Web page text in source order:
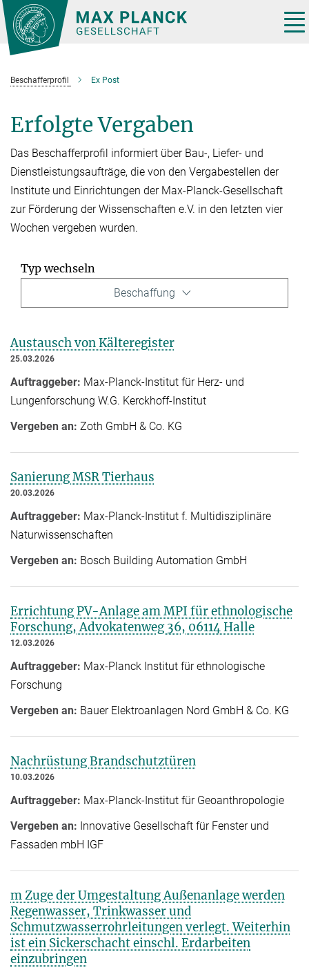
Hauptinhalt
Beschafferprofil Ex Post
Erfolgte Vergaben
Das Beschafferprofil informiert über Bau-, Liefer- und
Dienstleistungsaufträge, die von den Vergabestellen der
Institute und Einrichtungen der Max-Planck-Gesellschaft
zur Förderung der Wissenschaften e.V. in den letzten vier
Wochen vergeben wurden.
Typ wechseln
Beschaffung
Austausch von Kälteregister
25.03.2026
Auftraggeber: Max-Planck-Institut für Herz- und
Lungenforschung W.G. Kerckhoff-Institut
Vergeben an: Zoth GmbH & Co. KG
Sanierung MSR Tierhaus
20.03.2026
Auftraggeber: Max-Planck-Institut f. Multidisziplinäre
Naturwissenschaften
Vergeben an: Bosch Building Automation GmbH
Errichtung PV-Anlage am MPI für ethnologische
Forschung, Advokatenweg 36, 06114 Halle
12.03.2026
Auftraggeber: Max-Planck Institut für ethnologische
Forschung
Vergeben an: Bauer Elektroanlagen Nord GmbH & Co. KG
Nachrüstung Brandschutztüren
10.03.2026
Auftraggeber: Max-Planck-Institut für Geoanthropologie
Vergeben an: Innovative Gesellschaft für Fenster und
Fassaden mbH IGF
m Zuge der Umgestaltung Außenanlage werden
Regenwasser, Trinkwasser und
Schmutzwasserrohrleitungen verlegt. Weiterhin
ist ein Sickerschacht einschl. Erdarbeiten
einzubringen